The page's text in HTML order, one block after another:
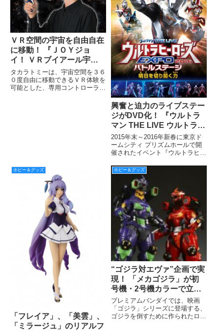
ＶＲ空間の宇宙を自由自在
に移動！ 『ＪＯＹジョ
イ！ ＶＲブイアール宇宙
うちゅうの旅人たびびと』
2016年12月発売
タカラトミーは、宇宙空間を３６
０度自由に移動できるＶＲ体験を
可能とした、専用コントローラー
興奮と迫力のライブステー
ジがDVD化！ 『ウルトラ
マン THE LIVE ウルトラヒ
ーローズEXPO 2016バト
ルステージ「明日を切り開
く力」』発売
2015年末～2016年新春に東京ド
ームシティ プリズムホールで開
催されたイベント『ウルトラヒー
したライブステージ公演のDVD
化が決定。『ウルトラマンフェス
ティバル2016』会場内にて先行
販売を行う。
ホビー＆グッズ
「フレイア」、「美雲」、
「ミラージュ」のリアルフ
ホビー＆グッズ
“ゴジラ対エヴァ”企画で実
現！ 「メカゴジラ」が初
号機・2号機カラーで立体
化 ～庵野秀明監督 映画
「シン・ゴジラ」 公開記
念コラボレーション～
プレミアムバンダイでは、映画
「ゴジラ」シリーズに登場する、
ゴジラを倒すために作られたロボ